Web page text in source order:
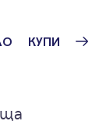
КУПИ
Защо да купя